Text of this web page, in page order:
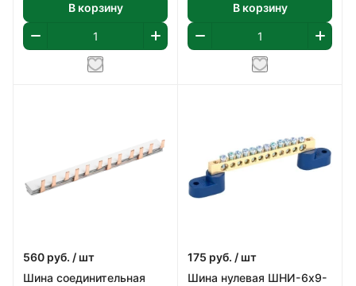
В корзину В корзину
560 руб. / шт
Шина соединительная
175 руб. / шт
Шина нулевая ШНИ-6х9-